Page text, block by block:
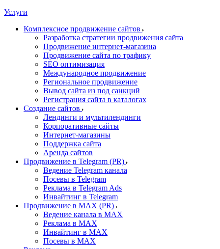
Услуги
Комплексное продвижение сайтов
Разработка стратегии продвижения сайта
Продвижение интернет-магазина
Продвижение сайта по трафику
SEO оптимизация
Международное продвижение
Региональное продвижение
Вывод сайта из под санкций
Регистрация сайта в каталогах
Создание сайтов
Лендинги и мультилендинги
Корпоративные сайты
Интернет-магазины
Поддержка сайта
Аренда сайтов
Продвижение в Telegram (PR)
Ведение Telegram канала
Посевы в Telegram
Реклама в Telegram Ads
Инвайтинг в Telegram
Продвижение в MAX (PR)
Ведение канала в MAX
Реклама в MAX
Инвайтинг в MAX
Посевы в MAX